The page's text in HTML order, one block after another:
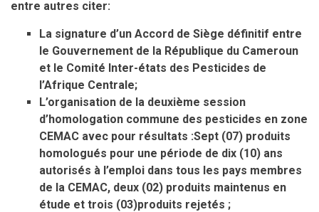
entre autres citer:
La signature d’un Accord de Siège définitif entre
le Gouvernement de la République du Cameroun
et le Comité Inter-états des Pesticides de
l’Afrique Centrale;
L’organisation de la deuxième session
d’homologation commune des pesticides en zone
CEMAC avec pour résultats :Sept (07) produits
homologués pour une période de dix (10) ans
autorisés à l’emploi dans tous les pays membres
de la CEMAC, deux (02) produits maintenus en
étude et trois (03)produits rejetés ;